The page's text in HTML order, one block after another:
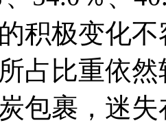
积极变化
占比重依
包裹，迷